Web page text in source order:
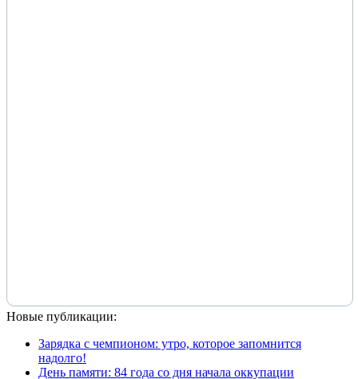
Новые публикации:
Зарядка с чемпионом: утро, которое запомнится
надолго!
День памяти: 84 года со дня начала оккупации